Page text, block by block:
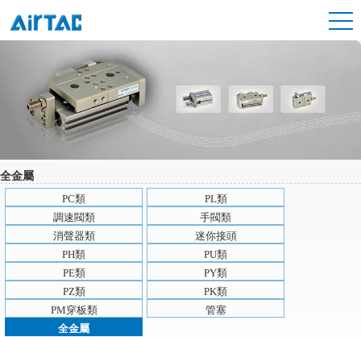
全金屬
PC類
PL類
調速閥類
手閥類
消聲器類
迷你接頭
PH類
PU類
PE類
PY類
PZ類
PK類
PM穿板類
管塞
全金屬